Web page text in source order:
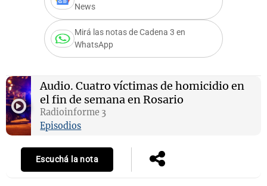
News
Mirá las notas de Cadena 3 en
WhatsApp
Audio. Cuatro víctimas de homicidio en
el fin de semana en Rosario
Radioinforme 3
Episodios
Escuchá la nota